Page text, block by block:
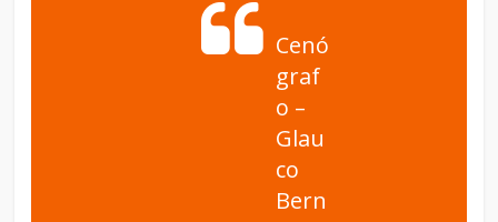
Cenó
graf
o –
Glau
co
Bern